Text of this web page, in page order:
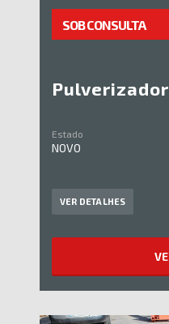
SOB CONSULTA
Pulverizador
Estado
NOVO
VER DETALHES